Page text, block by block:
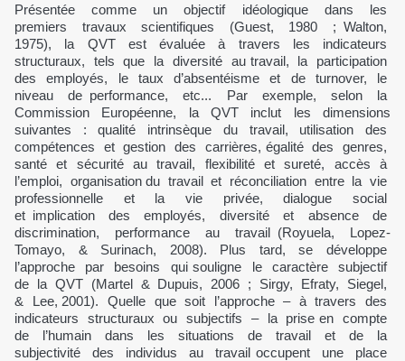
Présentée comme un objectif idéologique dans les
premiers travaux scientifiques (Guest, 1980 ; Walton,
1975), la QVT est évaluée à travers les indicateurs
structuraux, tels que la diversité au travail, la participation
des employés, le taux d’absentéisme et de turnover, le
niveau de performance, etc... Par exemple, selon la
Commission Européenne, la QVT inclut les dimensions
suivantes : qualité intrinsèque du travail, utilisation des
compétences et gestion des carrières, égalité des genres,
santé et sécurité au travail, flexibilité et sureté, accès à
l’emploi, organisation du travail et réconciliation entre la vie
professionnelle et la vie privée, dialogue social
et implication des employés, diversité et absence de
discrimination, performance au travail (Royuela, Lopez-
Tomayo, & Surinach, 2008). Plus tard, se développe
l’approche par besoins qui souligne le caractère subjectif
de la QVT (Martel & Dupuis, 2006 ; Sirgy, Efraty, Siegel,
& Lee, 2001). Quelle que soit l’approche – à travers des
indicateurs structuraux ou subjectifs – la prise en compte
de l’humain dans les situations de travail et de la
subjectivité des individus au travail occupent une place